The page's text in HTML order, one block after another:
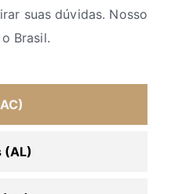
suas dúvidas. Nosso
Brasil.
(AL)